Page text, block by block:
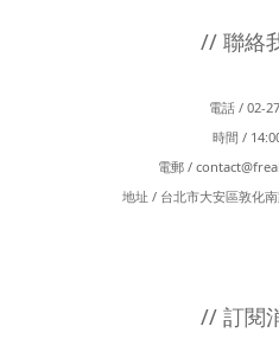
// 聯絡
電話 / 02-
時間 /
電郵 /
地址 / 台北市大安區敦化
// 訂閱